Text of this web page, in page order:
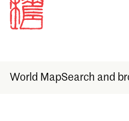
World MapSearch and